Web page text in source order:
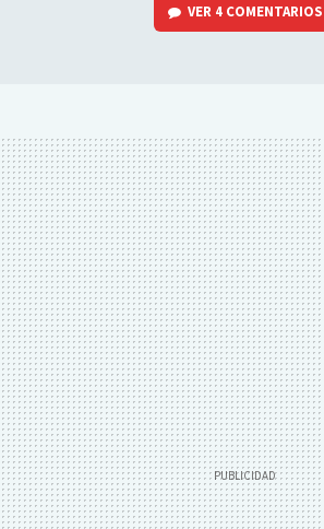
VER 4 COMENTARIOS